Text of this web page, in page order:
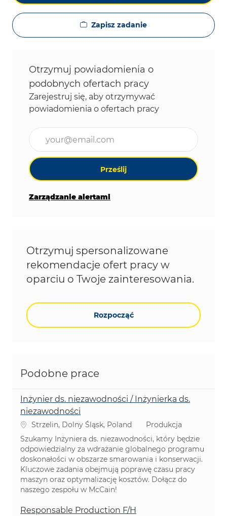
Zapisz zadanie
Otrzymuj powiadomienia o
podobnych ofertach pracy
Zarejestruj się, aby otrzymywać
powiadomienia o ofertach pracy
Prześlij
Zarządzanie alertami
Otrzymuj spersonalizowane
rekomendacje ofert pracy w
oparciu o Twoje zainteresowania.
Rozpocząć
Podobne prace
Inżynier ds. niezawodności / Inżynierka ds.
niezawodności
Lokalizacja
Strzelin, Dolny Śląsk, Poland Kategoria
Produkcja
Szukamy Inżyniera ds. niezawodności, który będzie
odpowiedzialny za wdrażanie globalnego programu
doskonałości w obszarze smarowania i konserwacji.
Kluczowe zadania obejmują poprawę czasu pracy
maszyn oraz optymalizację kosztów. Dołącz do
naszego zespołu w McCain!
Responsable Production F/H